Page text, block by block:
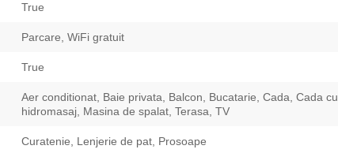
True
Parcare, WiFi gratuit
True
Aer conditionat, Baie privata, Balcon, Bucatarie, Cada, Cada cu
hidromasaj, Masina de spalat, Terasa, TV
Curatenie, Lenjerie de pat, Prosoape